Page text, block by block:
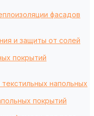
фасадов
и защиты от солей
покрытий
напольных
покрытий